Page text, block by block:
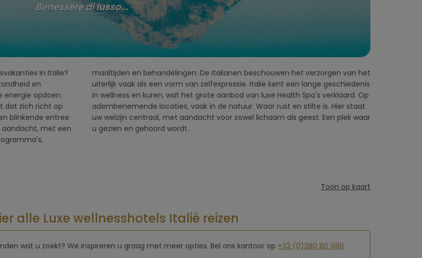
Benessere di lusso...
in Italie?
en
energie opdoen.
dat zich richt op
blinkende entree
met een
verzorgen van het
verklaard. Op
is. Hier staat
Een plek waar
u gezien en gehoord wordt.
Toon op kaart
alle Luxe wellnesshotels Italië reizen
wat u zoekt? We inspireren u graag met meer opties. Bel ons kantoor op +32 (0)380 80 986.